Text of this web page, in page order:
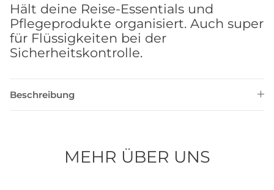
Hält deine Reise-Essentials und
Pflegeprodukte organisiert. Auch super
für Flüssigkeiten bei der
Sicherheitskontrolle.
Beschreibung
MEHR ÜBER UNS